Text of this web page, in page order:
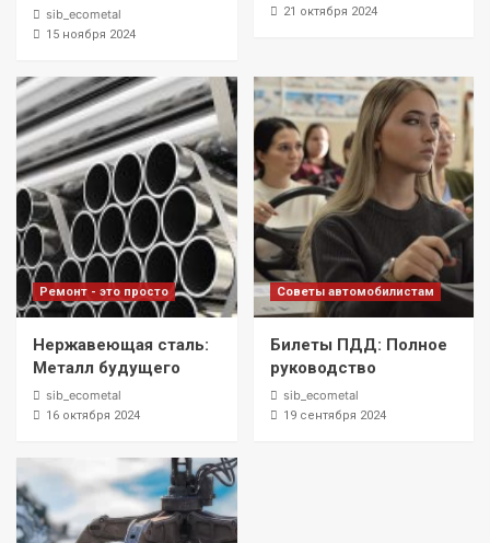
sib_ecometal
15 ноября 2024
21 октября 2024
Ремонт - это просто
Нержавеющая сталь:
Металл будущего
sib_ecometal
16 октября 2024
Советы автомобилистам
Билеты ПДД: Полное
руководство
sib_ecometal
19 сентября 2024